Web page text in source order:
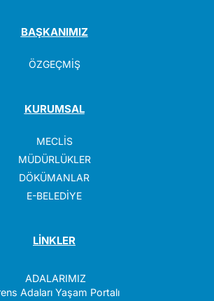
BAŞKANIMIZ
ÖZGEÇMİŞ
KURUMSAL
MECLİS
MÜDÜRLÜKLER
DÖKÜMANLAR
E-BELEDİYE
LİNKLER
ADALARIMIZ
Adaları Yaşam Portalı